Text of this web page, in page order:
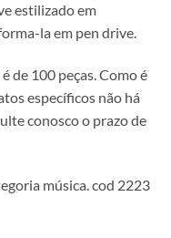
estilizado em
la em pen drive.
de 100 peças. Como é
específicos não há
conosco o prazo de
música. cod 2223